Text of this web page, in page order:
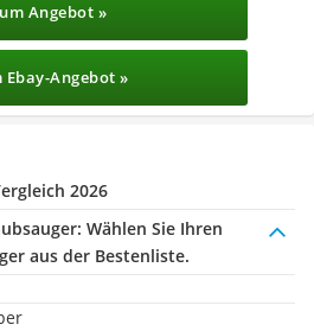
Angebot »
Ebay-Angebot »
2026
Wählen Sie Ihren
aus der Bestenliste.